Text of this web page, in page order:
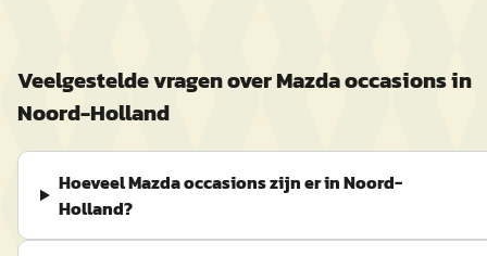
Veelgestelde vragen overMazdaoccasions in
Noord-Holland
Hoeveel Mazda occasions zijn er in Noord-
Holland?